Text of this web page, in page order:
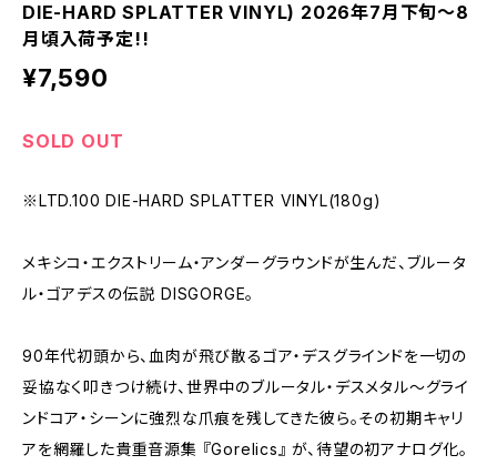
DIE-HARD SPLATTER VINYL) 2026年7月下旬～8
月頃入荷予定!!
¥7,590
SOLD OUT
※LTD.100 DIE-HARD SPLATTER VINYL(180g)
メキシコ・エクストリーム・アンダーグラウンドが生んだ、ブルータ
ル・ゴアデスの伝説 DISGORGE。
90年代初頭から、血肉が飛び散るゴア・デスグラインドを一切の
妥協なく叩きつけ続け、世界中のブルータル・デスメタル〜グライ
ンドコア・シーンに強烈な爪痕を残してきた彼ら。その初期キャリ
アを網羅した貴重音源集 『Gorelics』 が、待望の初アナログ化。